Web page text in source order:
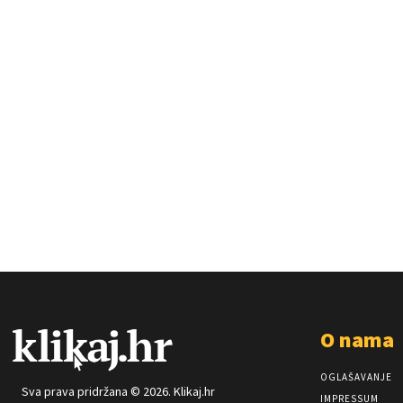
Sva prava pridržana © 2026. Klikaj.hr
O nama
OGLAŠAVANJE
IMPRESSUM